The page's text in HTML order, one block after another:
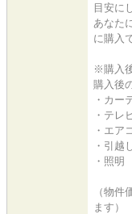
目安に
あなた
に購入
※購入
購入後
・カー
・テレ
・エア
・引越
・照
（物
ます）